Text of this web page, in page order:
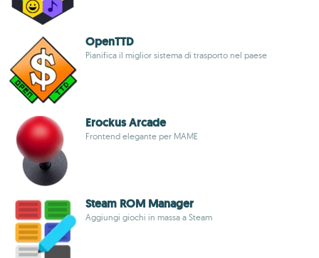
OpenTTD
Pianifica il miglior sistema di trasporto nel paese
Erockus Arcade
Frontend elegante per MAME
Steam ROM Manager
Aggiungi giochi in massa a Steam